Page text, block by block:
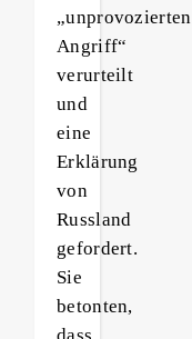
„unprovozierten
Angriff“
verurteilt
und
eine
Erklärung
von
Russland
gefordert.
Sie
betonten,